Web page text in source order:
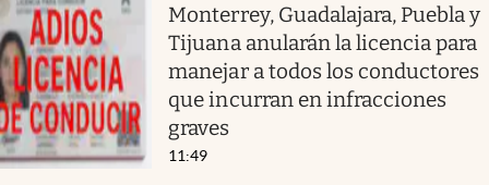
Monterrey, Guadalajara, Puebla y
Tijuana anularán la licencia para
manejar a todos los conductores
que incurran en infracciones
graves
11:49